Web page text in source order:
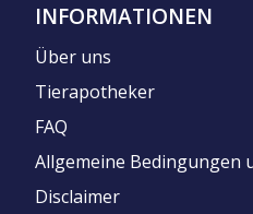
INFORMATIONEN
Über uns
Tierapotheker
FAQ
Allgemeine Bedingungen
Disclaimer